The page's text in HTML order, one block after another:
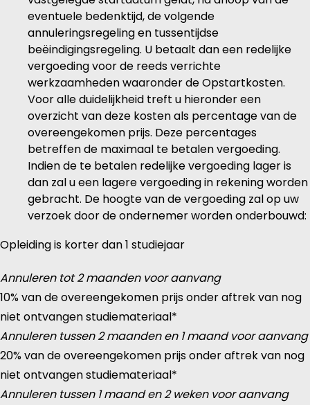
eventuele bedenktijd, de volgende
annuleringsregeling en tussentijdse
beëindigingsregeling. U betaalt dan een redelijke
vergoeding voor de reeds verrichte
werkzaamheden waaronder de Opstartkosten.
Voor alle duidelijkheid treft u hieronder een
overzicht van deze kosten als percentage van de
overeengekomen prijs. Deze percentages
betreffen de maximaal te betalen vergoeding.
Indien de te betalen redelijke vergoeding lager is
dan zal u een lagere vergoeding in rekening worden
gebracht. De hoogte van de vergoeding zal op uw
verzoek door de ondernemer worden onderbouwd:
Opleiding is korter dan 1 studiejaar
Annuleren tot 2 maanden voor aanvang
10% van de overeengekomen prijs onder aftrek van nog
niet ontvangen studiemateriaal*
Annuleren tussen 2 maanden en 1 maand voor aanvang
20% van de overeengekomen prijs onder aftrek van nog
niet ontvangen studiemateriaal*
Annuleren tussen 1 maand en 2 weken voor aanvang